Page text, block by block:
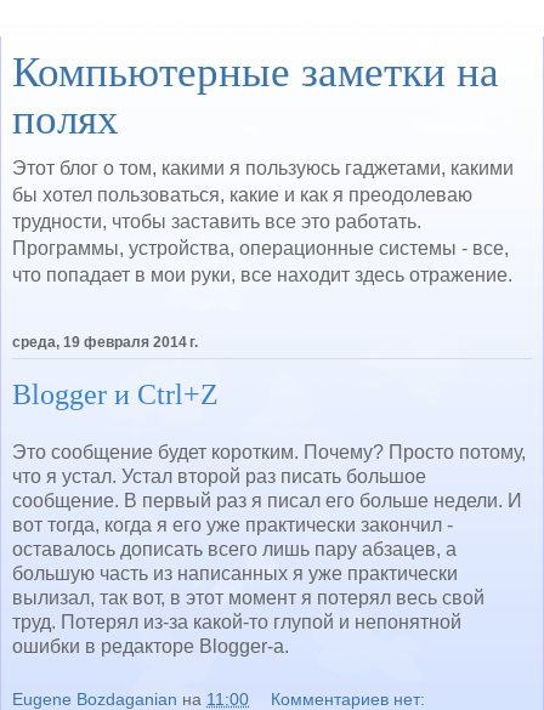
Компьютерные заметки на
полях
Этот блог о том, какими я пользуюсь гаджетами, какими
бы хотел пользоваться, какие и как я преодолеваю
трудности, чтобы заставить все это работать.
Программы, устройства, операционные системы - все,
что попадает в мои руки, все находит здесь отражение.
среда, 19 февраля 2014 г.
Blogger и Ctrl+Z
Это сообщение будет коротким. Почему? Просто потому,
что я устал. Устал второй раз писать большое
сообщение. В первый раз я писал его больше недели. И
вот тогда, когда я его уже практически закончил -
оставалось дописать всего лишь пару абзацев, а
большую часть из написанных я уже практически
вылизал, так вот, в этот момент я потерял весь свой
труд. Потерял из-за какой-то глупой и непонятной
ошибки в редакторе Blogger-а.
Eugene Bozdaganian на 11:00 Комментариев нет: